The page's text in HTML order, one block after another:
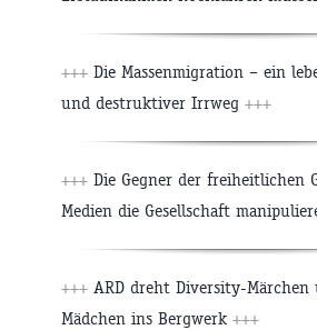
+++ Die Massenmigration – ein
und destruktiver Irrweg +++
+++ Die Gegner der freiheitlichen
Medien die Gesellschaft
+++ ARD dreht Diversity-
Mädchen ins Bergwerk +++